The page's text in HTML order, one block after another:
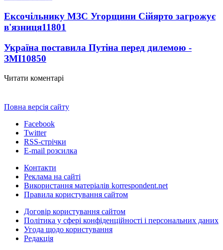
Ексочільнику МЗС Угорщини Сійярто загрожує
в'язниця11801
Україна поставила Путіна перед дилемою -
ЗМІ10850
Читати коментарі
Повна версія сайту
Facebook
Twitter
RSS-стрічки
E-mail розсилка
Контакти
Реклама на сайті
Використання матеріалів korrespondent.net
Правила користування сайтом
Договір користування сайтом
Політика у сфері конфіденційності і персональних даних
Угода щодо користування
Редакція